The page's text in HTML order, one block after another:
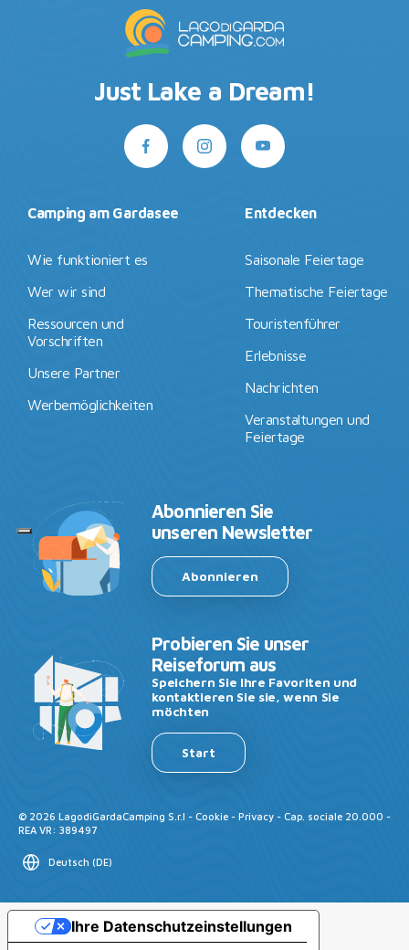
Just Lake a Dream!
Camping am Gardasee
Wie funktioniert es
Wer wir sind
Ressourcen und
Vorschriften
Unsere Partner
Werbemöglichkeiten
Entdecken
Saisonale Feiertage
Thematische Feiertage
Touristenführer
Erlebnisse
Nachrichten
Veranstaltungen und
Feiertage
Abonnieren Sie
unseren Newsletter
Abonnieren
Probieren Sie unser
Reiseforum aus
Speichern Sie Ihre Favoriten und
kontaktieren Sie sie, wenn Sie
möchten
Start
© 2026 LagodiGardaCamping S.r.l - Cookie - Privacy - Cap. sociale 20.000 -
REA VR: 389497
Deutsch (DE)
Ihre Datenschutzeinstellungen